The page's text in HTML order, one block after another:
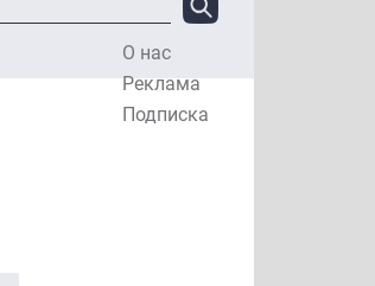
О нас
Реклама
Подписка